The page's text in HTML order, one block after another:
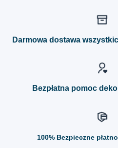
Darmowa dostawa
Bezpłatna pomoc
100% Bezpieczne